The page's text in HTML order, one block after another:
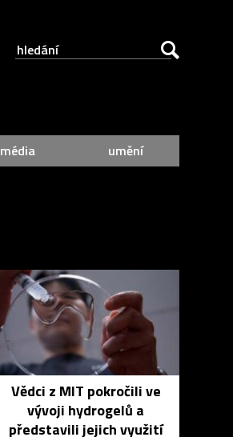
média umění
Vědci z MIT pokročili ve
vývoji hydrogelů a
představili jejich využití